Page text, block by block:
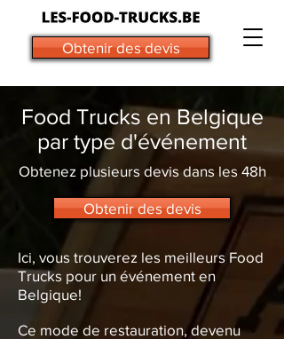
Obtenir des devis
Food Trucks en Belgique
par type d'événement
Obtenez plusieurs devis dans les 48h
Obtenir des devis
Ici, vous trouverez les meilleurs Food
Trucks pour un événement en
Belgique!
Ce mode de restauration, devenu